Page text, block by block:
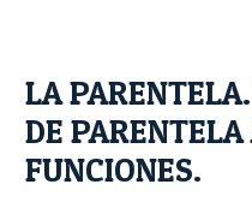
LA
DE
FUNCIONES.